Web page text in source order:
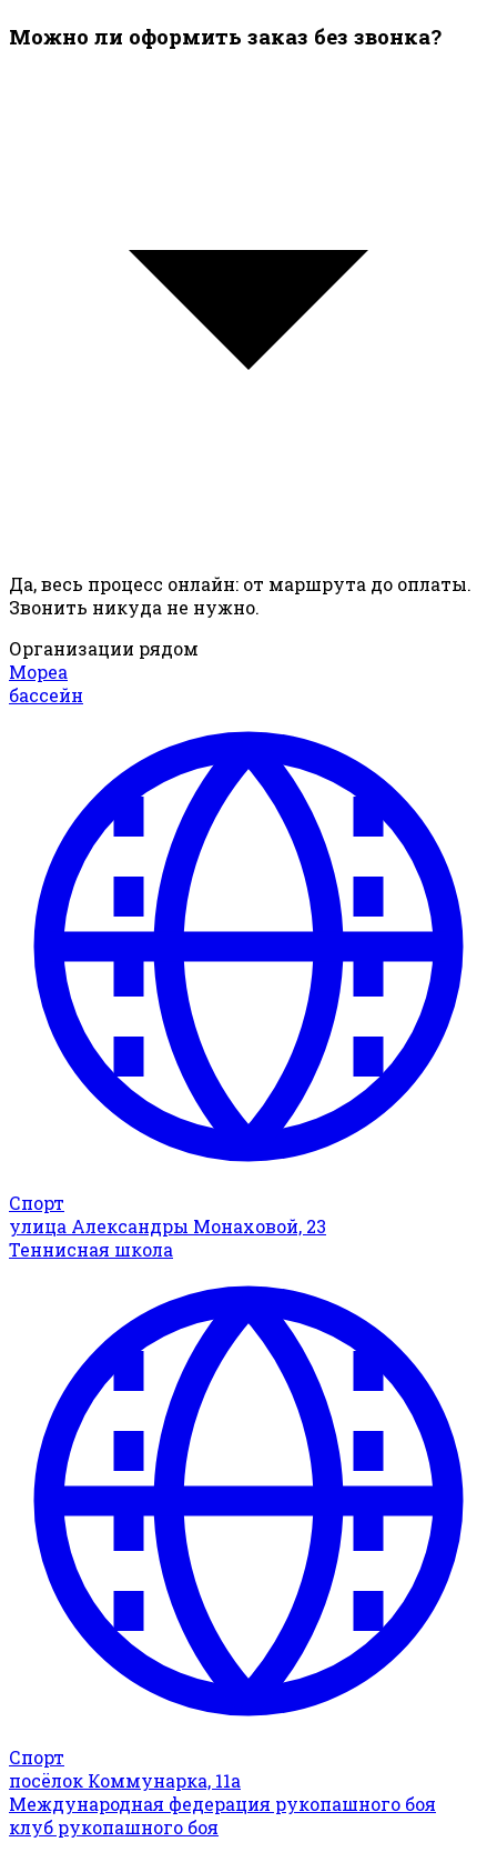
Можно ли оформить заказ без звонка?
Да, весь процесс онлайн: от маршрута до оплаты.
Звонить никуда не нужно.
Организации рядом
Мореа
бассейн
Спорт
улица Александры Монаховой, 23
Теннисная школа
Спорт
посёлок Коммунарка, 11а
Международная федерация рукопашного боя
клуб рукопашного боя